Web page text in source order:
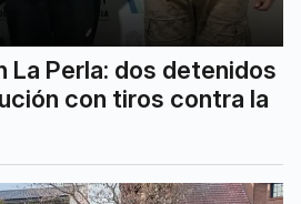
La Perla: dos detenidos
con tiros contra la